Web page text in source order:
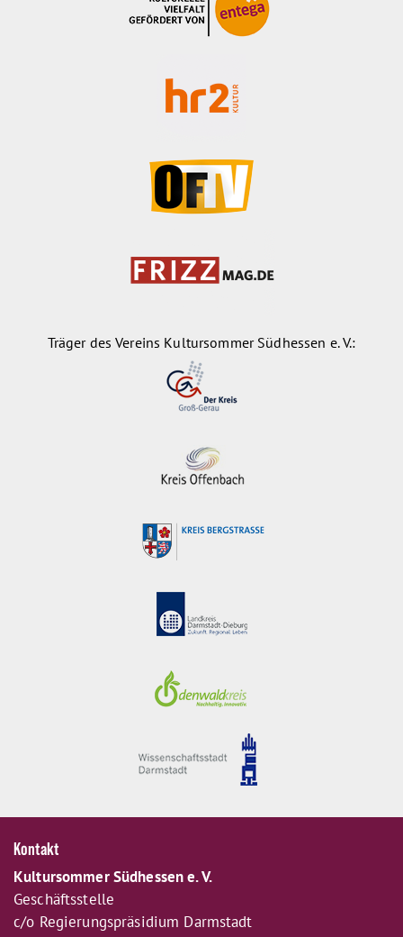
Träger des Vereins Kultursommer Südhessen e. V.:
Kontakt
Kultursommer Südhessen e. V.
Geschäftsstelle
c/o Regierungspräsidium Darmstadt